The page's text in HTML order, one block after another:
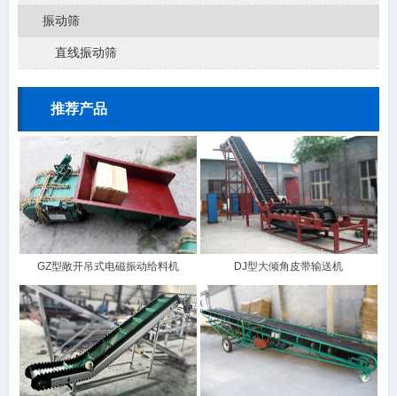
振动筛
直线振动筛
推荐产品
GZ型敞开吊式电磁振动给料机 DJ型大倾角皮带输送机